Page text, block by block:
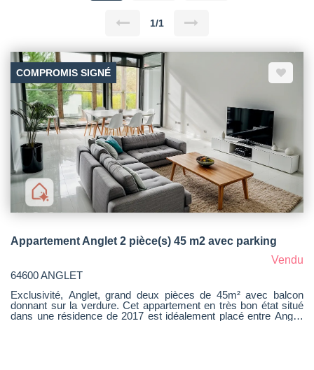
1/1
COMPROMIS SIGNÉ
Appartement Anglet 2 pièce(s) 45 m2 avec parking
Vendu
64600 ANGLET
Exclusivité, Anglet, grand deux pièces de 45m² avec balcon
donnant sur la verdure. Cet appartement en très bon état situé
dans une résidence de 2017 est idéalement placé entre Anglet